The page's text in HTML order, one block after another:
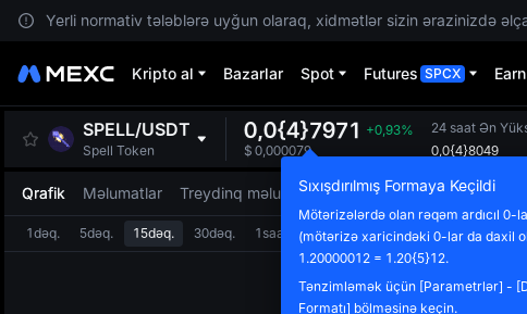
Yerli normativ tələblərə uyğun olaraq, xidmətlər sizin ərazinizdə
Kripto al Bazarlar Spot Futures SPCX Earn
SPELL/USDT
Spell Token
0,0{4}7971 +0,93%
$ 0,000079
24 saat Ən
0,0{4}8049
Qrafik Məlumatlar Treydinq məlumatları
Yeni
Edildi
1dəq. 5dəq. 15dəq. 30dəq. 1saat 4saat 1gün
Sıxışdırılmış Formaya Keçildi
Mötərizələrdə olan rəqəm ardıcıl 0-
(mötərizə xaricindəki 0-lar da daxil
1.20000012 = 1.20{5}12.
Tənzimləmək üçün [Parametrlər] -
Formatı] bölməsinə keçin.